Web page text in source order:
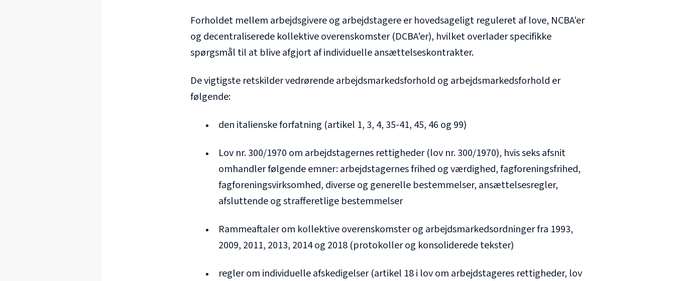
Forholdet mellem arbejdsgivere og arbejdstagere er hovedsageligt reguleret af love, NCBA'er
og decentraliserede kollektive overenskomster (DCBA'er), hvilket overlader specifikke
spørgsmål til at blive afgjort af individuelle ansættelseskontrakter.
De vigtigste retskilder vedrørende arbejdsmarkedsforhold og arbejdsmarkedsforhold er
følgende:
den italienske forfatning (artikel 1, 3, 4, 35-41, 45, 46 og 99)
Lov nr. 300/1970 om arbejdstagernes rettigheder (lov nr. 300/1970), hvis seks afsnit
omhandler følgende emner: arbejdstagernes frihed og værdighed, fagforeningsfrihed,
fagforeningsvirksomhed, diverse og generelle bestemmelser, ansættelsesregler,
afsluttende og strafferetlige bestemmelser
Rammeaftaler om kollektive overenskomster og arbejdsmarkedsordninger fra 1993,
2009, 2011, 2013, 2014 og 2018 (protokoller og konsoliderede tekster)
regler om individuelle afskedigelser (artikel 18 i lov om arbejdstageres rettigheder, lov